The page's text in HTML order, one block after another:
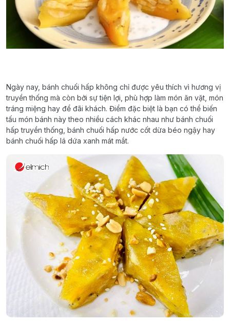
Ngày nay, bánh chuối hấp không chỉ được yêu thích vì hương vị
truyền thống mà còn bởi sự tiện lợi, phù hợp làm món ăn vặt, món
tráng miệng hay để đãi khách. Điểm đặc biệt là bạn có thể biến
tấu món bánh này theo nhiều cách khác nhau như bánh chuối
hấp truyền thống, bánh chuối hấp nước cốt dừa béo ngậy hay
bánh chuối hấp lá dứa xanh mát mắt.